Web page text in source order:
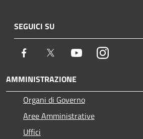
SEGUICI SU
Facebook Twitter YoutubeInstagram
AMMINISTRAZIONE
Organi di Governo
Aree Amministrative
Uffici